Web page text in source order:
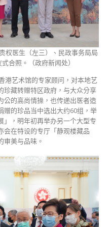
权医生（左三）、民政事务局局
合照。（政府新闻处）
港艺术馆的专家顾问，对本地艺
珍藏转赠特区政府，与大众分享
公的高尚情操，也传递出医者造
赠的珍品当中选出大约60组，举
，明年初再举办另一个大型专
会在特设的专厅「静观楼藏品
审美与品味。